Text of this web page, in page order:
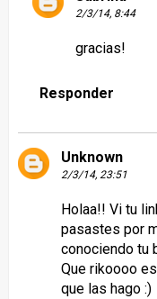
2/3/14, 8:44
gracias!
Responder
Unknown
2/3/14, 23:51
Holaa!! Vi tu
pasastes por
conociendo tu
Que rikoooo
que las hago :)